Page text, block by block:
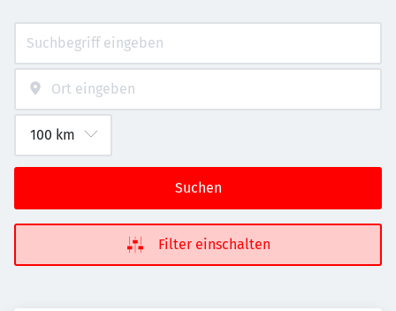
Suchen
Filter einschalten